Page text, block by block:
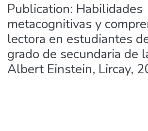
Publication: Habilidades
metacognitivas y
lectora en estudiantes
grado de secundaria de
Albert Einstein, Lircay,